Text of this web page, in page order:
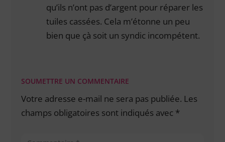
qu’ils n’ont pas d’argent pour réparer les
tuiles cassées. Cela m’étonne un peu
bien que çà soit un syndic incompétent.
SOUMETTRE UN COMMENTAIRE
Votre adresse e-mail ne sera pas publiée. Les
champs obligatoires sont indiqués avec *